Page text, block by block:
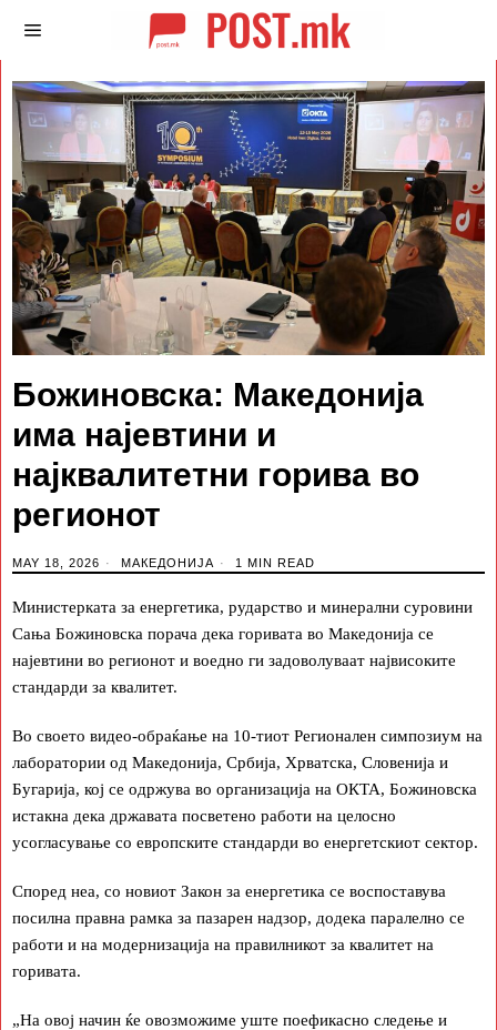
Божиновска: Македонија
има најевтини и
најквалитетни горива во
регионот
MAY 18, 2026 МАКЕДОНИЈА 1 MIN READ
Министерката за енергетика, рударство и минерални суровини
Сања Божиновска порача дека горивата во Македонија се
најевтини во регионот и воедно ги задоволуваат највисоките
стандарди за квалитет.
Во своето видео-обраќање на 10-тиот Регионален симпозиум на
лаборатории од Македонија, Србија, Хрватска, Словенија и
Бугарија, кој се одржува во организација на ОКТА, Божиновска
истакна дека државата посветено работи на целосно
усогласување со европските стандарди во енергетскиот сектор.
Според неа, со новиот Закон за енергетика се воспоставува
посилна правна рамка за пазарен надзор, додека паралелно се
работи и на модернизација на правилникот за квалитет на
горивата.
„На овој начин ќе овозможиме уште поефикасно следење и